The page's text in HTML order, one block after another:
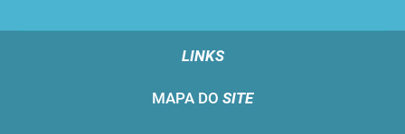
LINKS
MAPA DO SITE